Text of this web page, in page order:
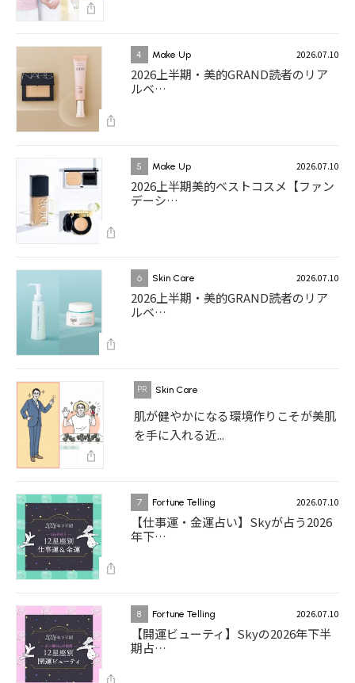
4 Make Up 2026.07.10
2026上半期・美的GRAND読者のリア
ルベ…
5 Make Up 2026.07.10
2026上半期美的ベストコスメ【ファン
デーシ…
6 Skin Care 2026.07.10
2026上半期・美的GRAND読者のリア
ルベ…
Skin Care
肌が健やかになる環境作りこそが美肌
を手に入れる近...
7 Fortune Telling 2026.07.10
【仕事運・金運占い】Skyが占う2026
年下…
8 Fortune Telling 2026.07.10
【開運ビューティ】Skyの2026年下半
期占…